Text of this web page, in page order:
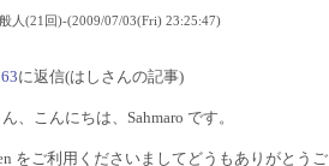
人(21回)-(2009/07/03(Fri) 23:25:47)
に返信(はしさんの記事)
、こんにちは、Sahmaro です。
をご利用くださいましてどうもありがとう